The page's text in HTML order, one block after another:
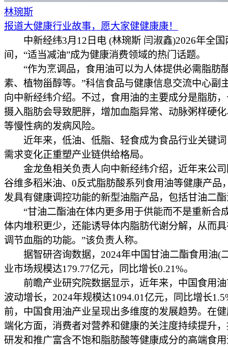
林琬斯
报道大健康行业故事，愿大家健健康康！
中新经纬3月12日电 (林琬斯 闫淑鑫)2026年全国
间，“适当减油”成为健康消费领域的热门话题。
“作为烹调品，食用油可以为人体提供必需脂肪
素、植物甾醇等。”科信食品与健康信息交流中心副
向中新经纬介绍。不过，食用油的主要成分是脂肪
摄入脂肪会导致肥胖，增加血脂异常、动脉粥样硬
等慢性病的发病风险。
近年来，低油、低脂、轻食成为食品行业关键词
需求变化正重塑产业链供给格局。
金龙鱼相关负责人向中新经纬介绍，近年来公司
谷维多稻米油、0反式脂肪酸系列食用油等健康产品
发具有健康调控功能的新型油脂产品，包括甘油二
“甘油二酯油在体内更多用于供能而不是重新合
体内堆积更少，还能诱导体内脂肪代谢分解，从而
调节血脂的功能。”该负责人称。
据智研咨询数据，2024年中国甘油二酯食用油(
业市场规模达179.77亿元，同比增长0.21%。
前瞻产业研究院数据显示，近年来，中国食用油
波动增长，2024年规模达1094.01亿元，同比增长
前，中国食用油产业呈现出多维度的发展趋势。在
端化方面，消费者对营养和健康的关注度持续提升
研发和推广富含不饱和脂肪酸等健康成分的高端食